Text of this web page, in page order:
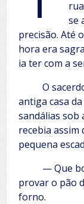
se
precisão. Até
hora era
ia ter com a
O
antiga casa
sandálias sob
recebia assim
pequena
— Que bom
provar o pão
forno.